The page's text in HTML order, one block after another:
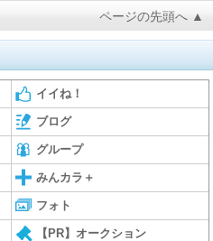
ページの先頭へ ▲
イイね！
ブログ
グループ
みんカラ＋
フォト
【PR】オークション